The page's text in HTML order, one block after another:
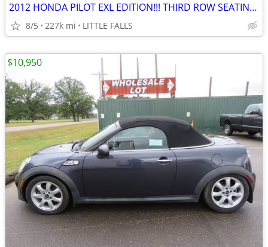
2012 HONDA PILOT EXL EDITION!!! THIRD ROW SEATING!!! GOOD CONDITION!!!
8/5 227k mi LITTLE FALLS
$10,950